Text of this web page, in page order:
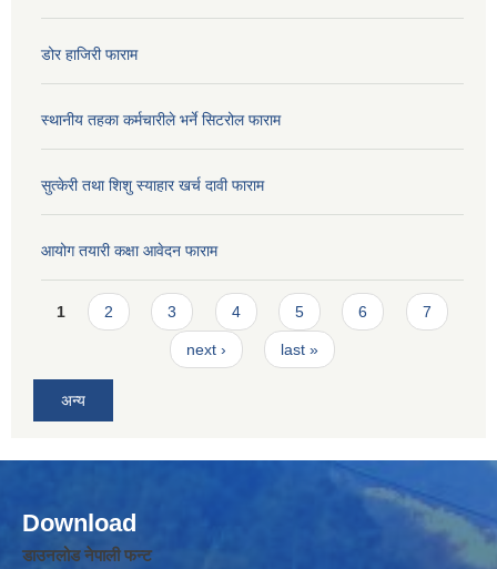
डोर हाजिरी फाराम
स्थानीय तहका कर्मचारीले भर्ने सिटरोल फाराम
सुत्केरी तथा शिशु स्याहार खर्च दावी फाराम
आयोग तयारी कक्षा आवेदन फाराम
Pages
1 2 3 4 5 6 7
next › last »
अन्य
Download
डाउनलोड नेपाली फन्ट